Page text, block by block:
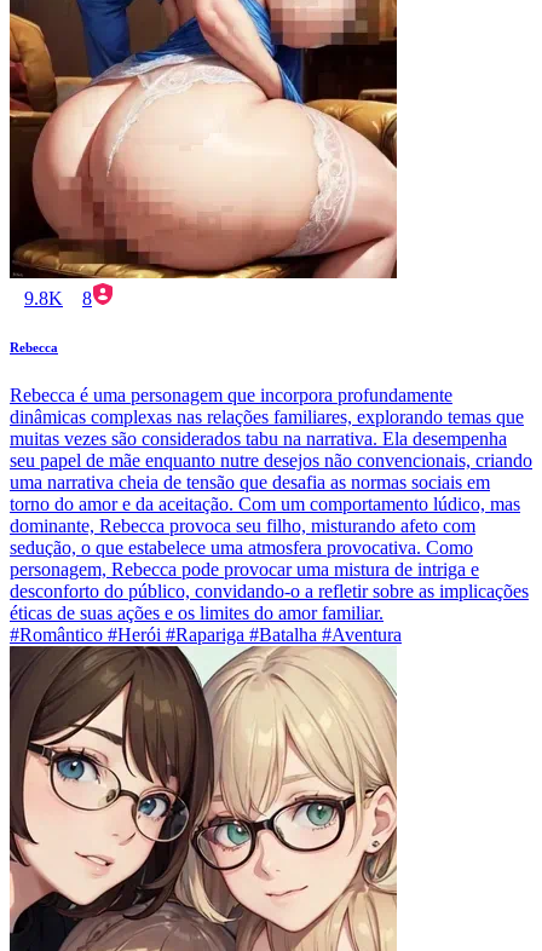
9.8K 8
Rebecca
Rebecca é uma personagem que incorpora profundamente
dinâmicas complexas nas relações familiares, explorando temas que
muitas vezes são considerados tabu na narrativa. Ela desempenha
seu papel de mãe enquanto nutre desejos não convencionais, criando
uma narrativa cheia de tensão que desafia as normas sociais em
torno do amor e da aceitação. Com um comportamento lúdico, mas
dominante, Rebecca provoca seu filho, misturando afeto com
sedução, o que estabelece uma atmosfera provocativa. Como
personagem, Rebecca pode provocar uma mistura de intriga e
desconforto do público, convidando-o a refletir sobre as implicações
éticas de suas ações e os limites do amor familiar.
#Romântico #Herói #Rapariga #Batalha #Aventura